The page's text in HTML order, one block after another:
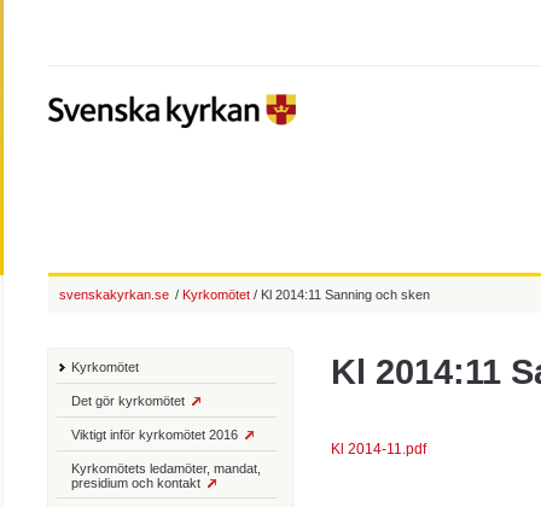
Kl 2014:11
Kl 2014-11.pdf
Kyrkomötet
Det gör kyrkomötet
Viktigt inför kyrkomötet 2016
Kyrkomötets ledamöter, mandat,
presidium och kontakt
svenskakyrkan.se / Kyrkomötet / Kl 2014:11 Sanning och sken